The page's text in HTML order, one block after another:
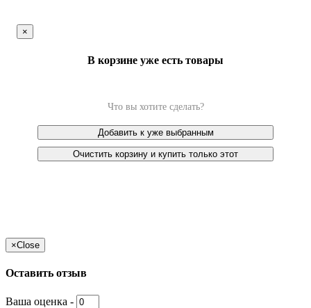
×
В корзине уже есть товары
Что вы хотите сделать?
Добавить к уже выбранным
Очистить корзину и купить только этот
×Close
Оставить отзыв
Ваша оценка -